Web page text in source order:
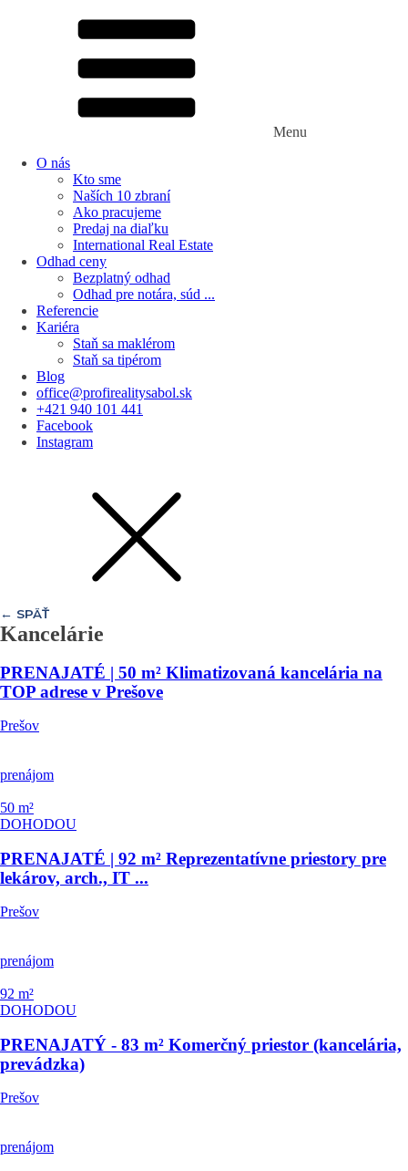
Menu
O nás
Kto sme
Naších 10 zbraní
Ako pracujeme
Predaj na diaľku
International Real Estate
Odhad ceny
Bezplatný odhad
Odhad pre notára, súd ...
Referencie
Kariéra
Staň sa maklérom
Staň sa tipérom
Blog
office@profirealitysabol.sk
+421 940 101 441
Facebook
Instagram
← SPÄŤ
Kancelárie
PRENAJATÉ | 50 m² Klimatizovaná kancelária na
TOP adrese v Prešove
Prešov
prenájom
50 m²
DOHODOU
PRENAJATÉ | 92 m² Reprezentatívne priestory pre
lekárov, arch., IT ...
Prešov
prenájom
92 m²
DOHODOU
PRENAJATÝ - 83 m² Komerčný priestor (kancelária,
prevádzka)
Prešov
prenájom